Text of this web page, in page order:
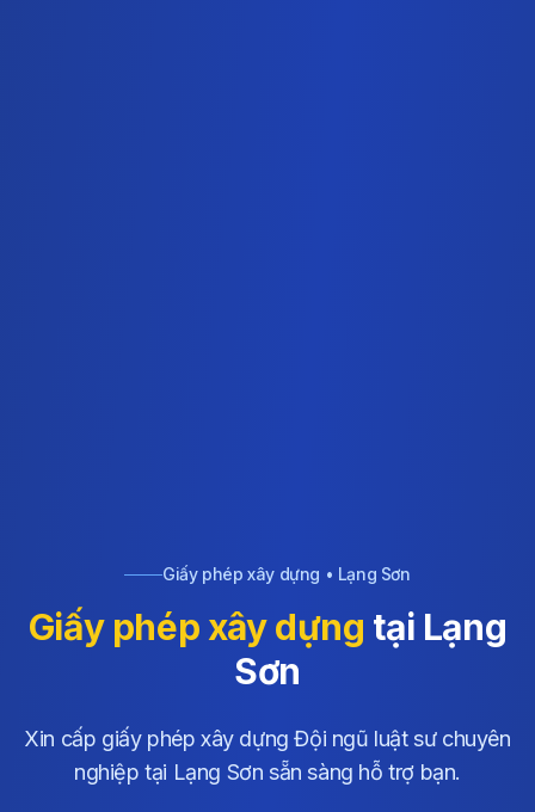
Giấy phép xây dựng • Lạng Sơn
Giấy phép xây dựng tại Lạng
Sơn
Xin cấp giấy phép xây dựng Đội ngũ luật sư chuyên
nghiệp tại Lạng Sơn sẵn sàng hỗ trợ bạn.